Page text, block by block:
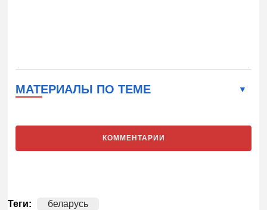
МАТЕРИАЛЫ ПО ТЕМЕ
КОММЕНТАРИИ
Теги:
беларусь